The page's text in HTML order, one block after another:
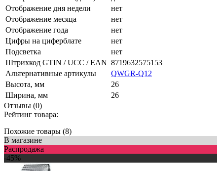
Отображение дня недели
нет
Отображение месяца
нет
Отображение года
нет
Цифры на циферблате
нет
Подсветка
нет
Штрихкод GTIN / UCC / EAN 8719632575153
Альтернативные артикулы
QWGR-Q12
Высота, мм
26
Ширина, мм
26
Отзывы (0)
Рейтинг товара:
Похожие товары (8)
В магазине
Распродажа
-45%